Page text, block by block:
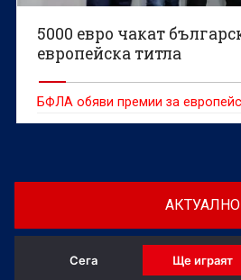
5000 евро чакат
европейска титла
БФЛА обяви премии за
АКТУАЛНО
Сега Ще играят